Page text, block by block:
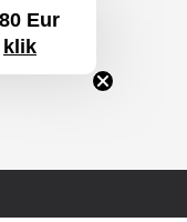
Eur
klik